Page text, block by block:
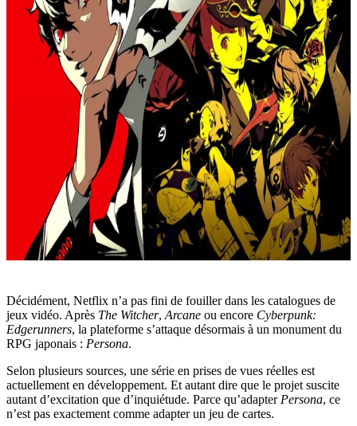
Décidément, Netflix n’a pas fini de fouiller dans les catalogues de
jeux vidéo. Après The Witcher, Arcane ou encore Cyberpunk:
Edgerunners, la plateforme s’attaque désormais à un monument du
RPG japonais : Persona.
Selon plusieurs sources, une série en prises de vues réelles est
actuellement en développement. Et autant dire que le projet suscite
autant d’excitation que d’inquiétude. Parce qu’adapter Persona, ce
n’est pas exactement comme adapter un jeu de cartes.